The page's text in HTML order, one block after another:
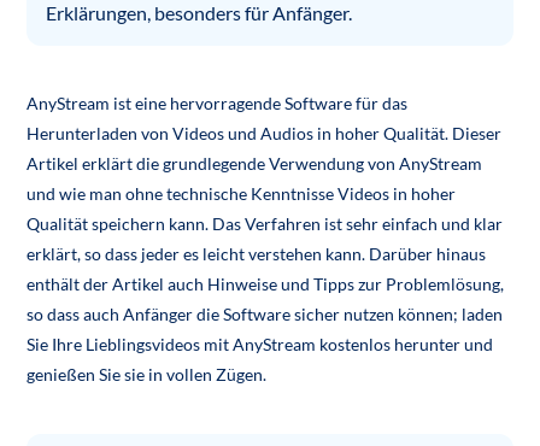
Erklärungen, besonders für Anfänger.
AnyStream ist eine hervorragende Software für das
Herunterladen von Videos und Audios in hoher Qualität. Dieser
Artikel erklärt die grundlegende Verwendung von AnyStream
und wie man ohne technische Kenntnisse Videos in hoher
Qualität speichern kann. Das Verfahren ist sehr einfach und klar
erklärt, so dass jeder es leicht verstehen kann. Darüber hinaus
enthält der Artikel auch Hinweise und Tipps zur Problemlösung,
so dass auch Anfänger die Software sicher nutzen können; laden
Sie Ihre Lieblingsvideos mit AnyStream kostenlos herunter und
genießen Sie sie in vollen Zügen.